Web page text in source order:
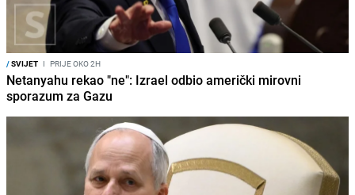
/SVIJET I PRIJE OKO 2H
Netanyahu rekao "ne": Izrael odbio američki mirovni
sporazum za Gazu